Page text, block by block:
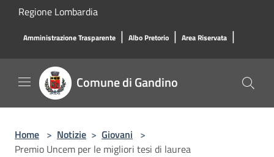
Salta al contenuto principale
Regione Lombardia
Amministrazione Trasparente | Albo Pretorio | Area Riservata |
Comune di Gandino
Home > Notizie > Giovani >
Premio Uncem per le migliori tesi di laurea